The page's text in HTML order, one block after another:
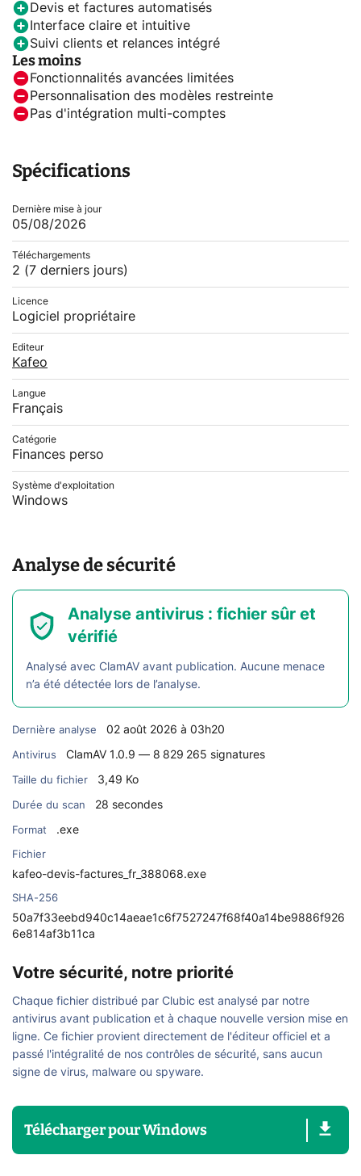
Devis et factures automatisés
Interface claire et intuitive
Suivi clients et relances intégré
Les moins
Fonctionnalités avancées limitées
Personnalisation des modèles restreinte
Pas d'intégration multi-comptes
Spécifications
Dernière mise à jour
05/08/2026
Téléchargements
2 (7 derniers jours)
Licence
Logiciel propriétaire
Editeur
Kafeo
Langue
Français
Catégorie
Finances perso
Système d'exploitation
Windows
Analyse de sécurité
Analyse antivirus : fichier sûr et
vérifié
Analysé avec ClamAV avant publication. Aucune menace
n’a été détectée lors de l’analyse.
Dernière analyse 02 août 2026 à 03h20
Antivirus ClamAV 1.0.9 — 8 829 265 signatures
Taille du fichier 3,49 Ko
Durée du scan 28 secondes
Format .exe
Fichier
kafeo-devis-factures_fr_388068.exe
SHA-256
50a7f33eebd940c14aeae1c6f7527247f68f40a14be9886f926
6e814af3b11ca
Votre sécurité, notre priorité
Chaque fichier distribué par Clubic est analysé par notre
antivirus avant publication et à chaque nouvelle version mise en
ligne. Ce fichier provient directement de l'éditeur officiel et a
passé l'intégralité de nos contrôles de sécurité, sans aucun
signe de virus, malware ou spyware.
TéléchargerpourWindows